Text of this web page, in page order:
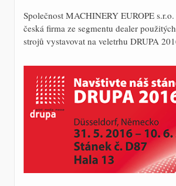
Společnost MACHINERY EUROPE
česká firma ze segmentu dealer
strojů vystavovat na veletrhu DRUPA